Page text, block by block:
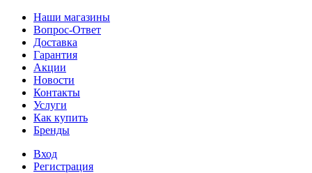
Наши магазины
Вопрос-Ответ
Доставка
Гарантия
Акции
Новости
Контакты
Услуги
Как купить
Бренды
Вход
Регистрация